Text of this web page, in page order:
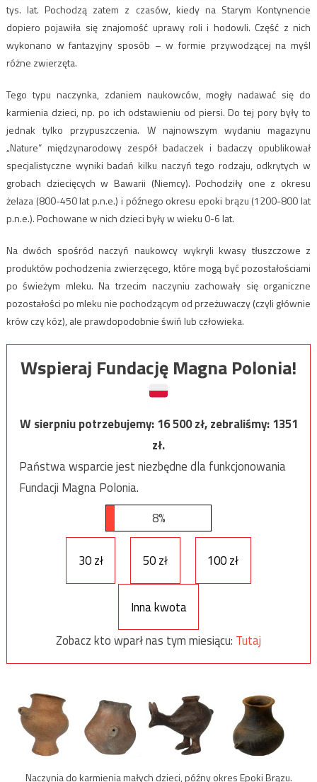
tys. lat. Pochodzą zatem z czasów, kiedy na Starym Kontynencie
dopiero pojawiła się znajomość uprawy roli i hodowli. Część z nich
wykonano w fantazyjny sposób – w formie przywodzącej na myśl
różne zwierzęta.
Tego typu naczynka, zdaniem naukowców, mogły nadawać się do
karmienia dzieci, np. po ich odstawieniu od piersi. Do tej pory były to
jednak tylko przypuszczenia. W najnowszym wydaniu magazynu
„Nature” międzynarodowy zespół badaczek i badaczy opublikował
specjalistyczne wyniki badań kilku naczyń tego rodzaju, odkrytych w
grobach dziecięcych w Bawarii (Niemcy). Pochodziły one z okresu
żelaza (800-450 lat p.n.e.) i późnego okresu epoki brązu (1200-800 lat
p.n.e.). Pochowane w nich dzieci były w wieku 0-6 lat.
Na dwóch spośród naczyń naukowcy wykryli kwasy tłuszczowe z
produktów pochodzenia zwierzęcego, które mogą być pozostałościami
po świeżym mleku. Na trzecim naczyniu zachowały się organiczne
pozostałości po mleku nie pochodzącym od przeżuwaczy (czyli głównie
krów czy kóz), ale prawdopodobnie świń lub człowieka.
Wspieraj Fundację Magna Polonia!
W sierpniu potrzebujemy:16 500zł, zebraliśmy:1351
zł.
Państwa wsparcie jest niezbędne dla funkcjonowania
Fundacji Magna Polonia.
8%
30 zł 50 zł 100 zł
Inna kwota
Zobacz kto wparł nas tym miesiącu: Tutaj
Naczynia do karmienia małych dzieci, późny okres Epoki Brązu.